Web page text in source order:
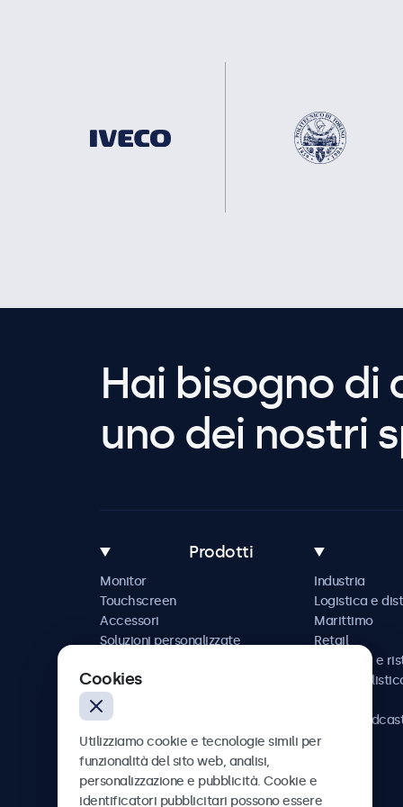
Hai bisogno di
uno dei nostri
Prodotti
Monitor
Touchscreen
Accessori
Soluzioni personalizzate
Industria
Logistica e
Marittimo
Retail
Ospitalità e
AV e
Sanità
Cookies
Utilizziamo cookie e tecnologie simili per
funzionalità del sito web, analisi,
personalizzazione e pubblicità. Cookie e
identificatori pubblicitari possono essere